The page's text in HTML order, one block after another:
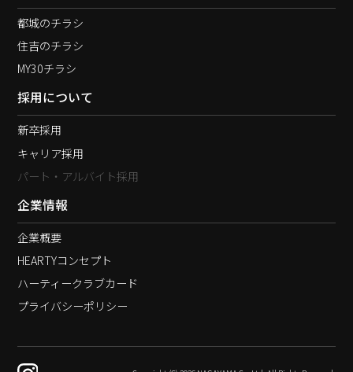
都城のチラシ
住吉のチラシ
MY30チラシ
採用について
新卒採用
キャリア採用
パート・アルバイト採用
企業情報
企業概要
HEARTYコンセプト
ハーティークラブカード
プライバシーポリシー